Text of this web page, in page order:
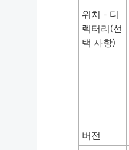
위치 - 디
렉터리(선
택 사항)
버전